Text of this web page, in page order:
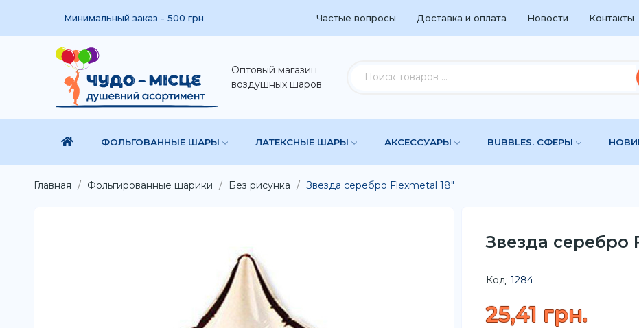
Минимальный заказ - 500 грн Частые вопросы Доставка и оплата Новости Контакты
Оптовый магазин
воздушных шаров
ФОЛЬГОВАННЫЕ ШАРЫ ЛАТЕКСНЫЕ ШАРЫ АКСЕССУАРЫ BUBBLES. СФЕРЫ
Главная Фольгированные шарики Без рисунка Звезда серебро Flexmetal 18"
Звезда серебро
Код: 1284
25,41 грн.